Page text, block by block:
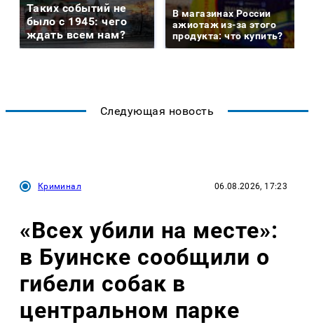
Таких событий не
было с 1945: чего
ждать всем нам?
В магазинах России
ажиотаж из-за этого
продукта: что купить?
Следующая новость
Криминал 06.08.2026, 17:23
«Всех убили на месте»:
в Буинске сообщили о
гибели собак в
центральном парке